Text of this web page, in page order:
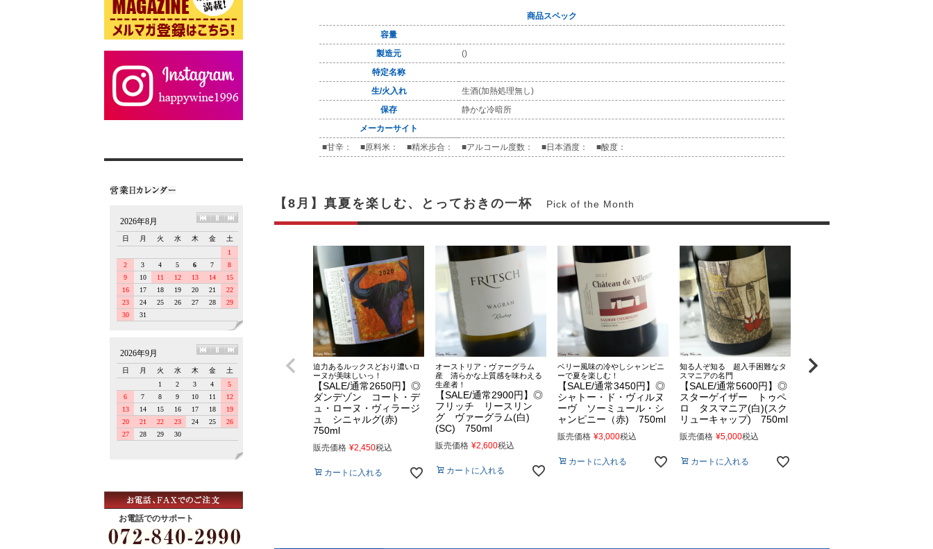
お電話でのサポート
商品スペック
容量
製造元
()
特定名称
生/火入れ
生酒(加熱処理無し)
保存
静かな冷暗所
メーカーサイト
■甘辛： ■原料米： ■精米歩合： ■アルコール度数： ■日本酒度： ■酸度：
【8月】真夏を楽しむ、とっておきの一杯 Pick of the Month
迫力あるルックスどおり濃いロ
ーヌが美味しいっ！
【SALE/通常2650円】◎
ダンデゾン コート・デ
ュ・ローヌ・ヴィラージ
ュ シニャルグ(赤)
750ml
販売価格 ¥2,450税込
カートに入れる
オーストリア・ヴァーグラム
産 清らかな上質感を味わえる
生産者！
【SALE/通常2900円】◎
フリッチ リースリン
グ ヴァーグラム(白)
(SC) 750ml
販売価格 ¥2,600税込
カートに入れる
ベリー風味の冷やしシャンピニ
ーで夏を楽しむ！
【SALE/通常3450円】◎
シャトー・ド・ヴィルヌ
ーヴ ソーミュール・シ
ャンピニー（赤) 750ml
販売価格 ¥3,000税込
カートに入れる
知る人ぞ知る 超入手困難なタ
スマニアの名門
【SALE/通常5600円】◎
スターゲイザー トゥペ
ロ タスマニア(白)(スク
リューキャップ) 750ml
販売価格 ¥5,000税込
カートに入れる